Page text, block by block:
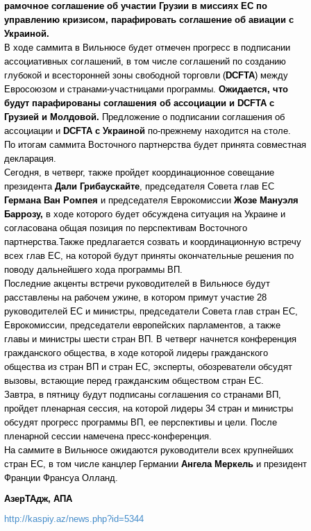
рамочное соглашение об участии Грузии в миссиях ЕС по
управлению кризисом, парафировать соглашение об авиации с
Украиной.
В ходе саммита в Вильнюсе будет отмечен прогресс в подписании
ассоциативных соглашений, в том числе соглашений по созданию
глубокой и всесторонней зоны свободной торговли (DCFTA) между
Евросоюзом и странами-участницами программы. Ожидается, что
будут парафированы соглашения об ассоциации и DCFTA с
Грузией и Молдовой. Предложение о подписании соглашения об
ассоциации и DCFTA с Украиной по-прежнему находится на столе.
По итогам саммита Восточного партнерства будет принята совместная
декларация.
Сегодня, в четверг, также пройдет координационное совещание
президента Дали Грибаускайте, председателя Совета глав ЕС
Германа Ван Ромпея и председателя Еврокомиссии Жозе Мануэля
Баррозу, в ходе которого будет обсуждена ситуация на Украине и
согласована общая позиция по перспективам Восточного
партнерства.Также предлагается созвать и координационную встречу
всех глав ЕС, на которой будут приняты окончательные решения по
поводу дальнейшего хода программы ВП.
Последние акценты встречи руководителей в Вильнюсе будут
расставлены на рабочем ужине, в котором примут участие 28
руководителей ЕС и министры, председатели Совета глав стран ЕС,
Еврокомиссии, председатели европейских парламентов, а также
главы и министры шести стран ВП. В четверг начнется конференция
гражданского общества, в ходе которой лидеры гражданского
общества из стран ВП и стран ЕС, эксперты, обозреватели обсудят
вызовы, встающие перед гражданским обществом стран ЕС.
Завтра, в пятницу будут подписаны соглашения со странами ВП,
пройдет пленарная сессия, на которой лидеры 34 стран и министры
обсудят прогресс программы ВП, ее перспективы и цели. После
пленарной сессии намечена пресс-конференция.
На саммите в Вильнюсе ожидаются руководители всех крупнейших
стран ЕС, в том числе канцлер Германии Ангела Меркель и президент
Франции Франсуа Олланд.
АзерТАдж, АПА
http://kaspiy.az/news.php?id=5344